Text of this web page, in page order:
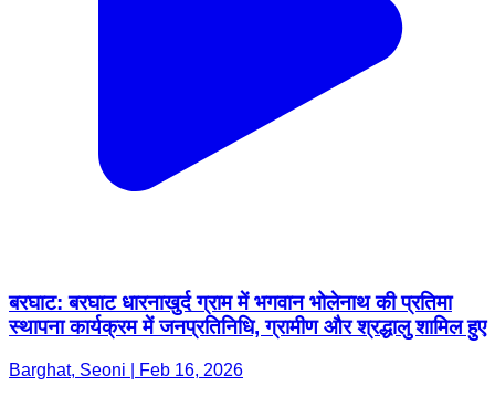
बरघाट: बरघाट धारनाखुर्द ग्राम में भगवान भोलेनाथ की प्रतिमा
स्थापना कार्यक्रम में जनप्रतिनिधि, ग्रामीण और श्रद्धालु शामिल हुए
Barghat, Seoni | Feb 16, 2026